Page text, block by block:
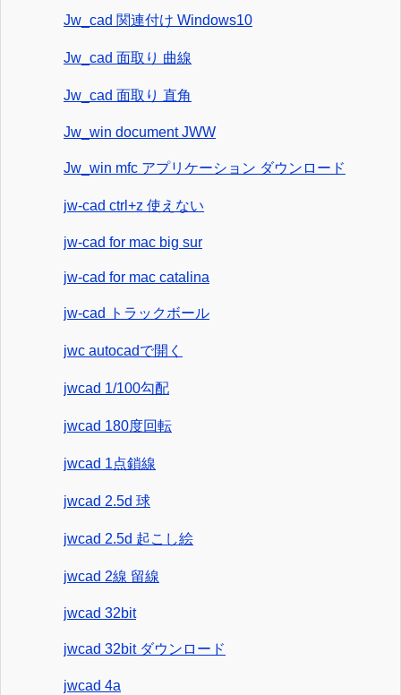
Jw_cad 関連付け Windows10
Jw_cad 面取り 曲線
Jw_cad 面取り 直角
Jw_win document JWW
Jw_win mfc アプリケーション ダウンロード
jw-cad ctrl+z 使えない
jw-cad for mac big sur
jw-cad for mac catalina
jw-cad トラックボール
jwc autocadで開く
jwcad 1/100勾配
jwcad 180度回転
jwcad 1点鎖線
jwcad 2.5d 球
jwcad 2.5d 起こし絵
jwcad 2線 留線
jwcad 32bit
jwcad 32bit ダウンロード
jwcad 4a